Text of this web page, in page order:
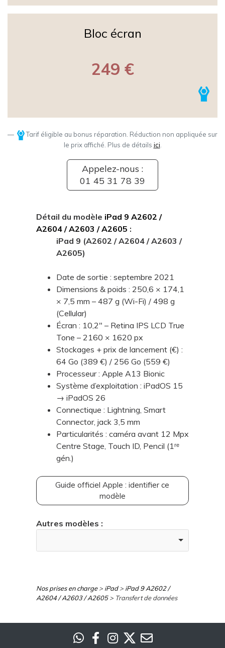
Bloc écran
249 €
Tarif éligible au bonus réparation. Réduction non appliquée sur
le prix affiché. Plus de détails ici
Appelez-nous :
01 45 31 78 39
Détail du modèle iPad 9 A2602 /
A2604 / A2603 / A2605 :
iPad 9 (A2602 / A2604 / A2603 /
A2605)
Date de sortie : septembre 2021
Dimensions & poids : 250,6 × 174,1
× 7,5 mm – 487 g (Wi-Fi) / 498 g
(Cellular)
Écran : 10,2" – Retina IPS LCD True
Tone – 2160 × 1620 px
Stockages + prix de lancement (€) :
64 Go (389 €) / 256 Go (559 €)
Processeur : Apple A13 Bionic
Système d’exploitation : iPadOS 15
→ iPadOS 26
Connectique : Lightning, Smart
Connector, jack 3,5 mm
Particularités : caméra avant 12 Mpx
Centre Stage, Touch ID, Pencil (1ʳᵉ
gén.)
Guide officiel Apple : identifier ce
modèle
Autres modèles :
Nos prises en charge> iPad> iPad 9 A2602 /
A2604 / A2603 / A2605> Transfert de données